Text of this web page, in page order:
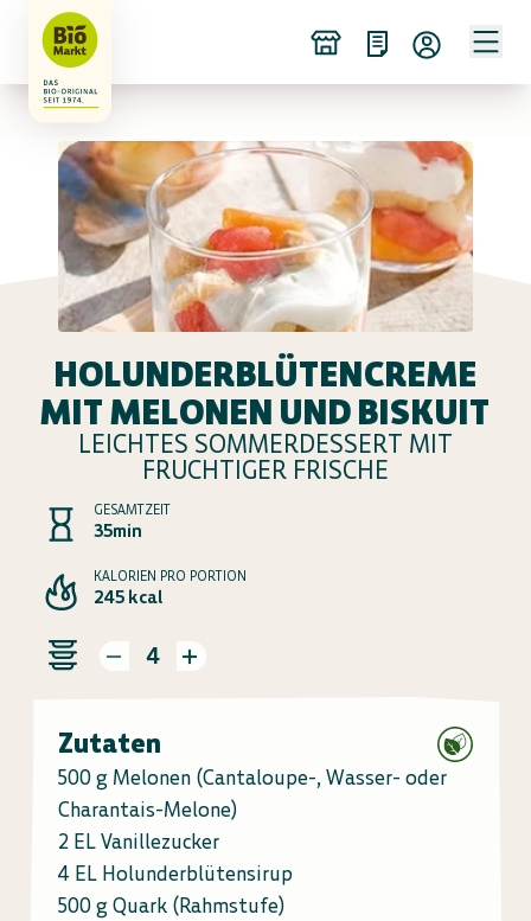
HOLUNDERBLÜTENCREME
MIT MELONEN UND BISKUIT
LEICHTES SOMMERDESSERT MIT
FRUCHTIGER FRISCHE
GESAMTZEIT
35min
KALORIEN PRO PORTION
245 kcal
4
Zutaten
500 g Melonen (Cantaloupe-, Wasser- oder
Charantais-Melone)
2 EL Vanillezucker
4 EL Holunderblütensirup
500 g Quark (Rahmstufe)